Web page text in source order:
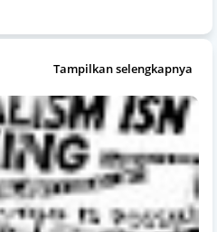
Tampilkan selengkapnya